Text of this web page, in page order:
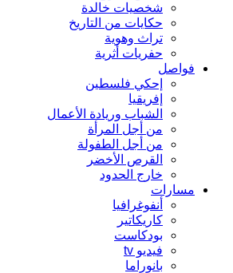
شخصيات خالدة
حكايات من التاريخ
تراث وهوية
حفريات أثرية
فواصل
إحكي فلسطين
إفريقيا
الشباب وريادة الأعمال
من أجل المرأة
من أجل الطفولة
القرص الأخضر
خارج الحدود
مسارات
أنفوغرافيا
كاريكاتير
بودكاست
فيديو tv
بانوراما